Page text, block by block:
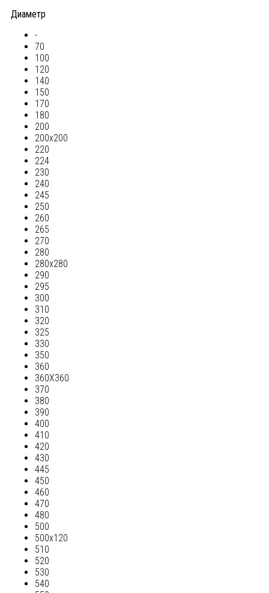
Диаметр
-
70
100
120
140
150
170
180
200
200х200
220
224
230
240
245
250
260
265
270
280
280х280
290
295
300
310
320
325
330
350
360
360Х360
370
380
390
400
410
420
430
445
450
460
470
480
500
500х120
510
520
530
540